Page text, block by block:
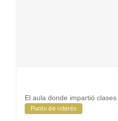
El aula donde impartió
Punto de interés